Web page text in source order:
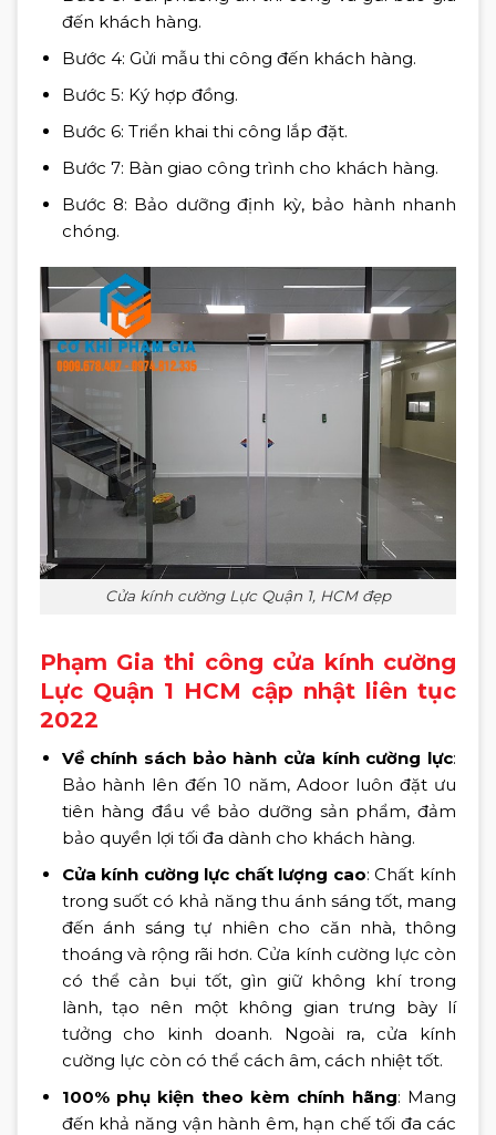
đến khách hàng.
Bước 4: Gửi mẫu thi công đến khách hàng.
Bước 5: Ký hợp đồng.
Bước 6: Triển khai thi công lắp đặt.
Bước 7: Bàn giao công trình cho khách hàng.
Bước 8: Bảo dưỡng định kỳ, bảo hành nhanh
chóng.
Cửa kính cường Lực Quận 1, HCM đẹp
Phạm Gia thi công cửa kính cường
Lực Quận 1 HCM cập nhật liên tục
2022
Về chính sách bảo hành cửa kính cường lực:
Bảo hành lên đến 10 năm, Adoor luôn đặt ưu
tiên hàng đầu về bảo dưỡng sản phẩm, đảm
bảo quyền lợi tối đa dành cho khách hàng.
Cửa kính cường lực chất lượng cao: Chất kính
trong suốt có khả năng thu ánh sáng tốt, mang
đến ánh sáng tự nhiên cho căn nhà, thông
thoáng và rộng rãi hơn. Cửa kính cường lực còn
có thể cản bụi tốt, gìn giữ không khí trong
lành, tạo nên một không gian trưng bày lí
tưởng cho kinh doanh. Ngoài ra, cửa kính
cường lực còn có thể cách âm, cách nhiệt tốt.
100% phụ kiện theo kèm chính hãng: Mang
đến khả năng vận hành êm, hạn chế tối đa các